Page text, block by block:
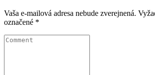
Vaša e-mailová adresa nebude zverejnená.
označené *